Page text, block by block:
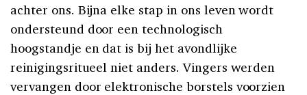
achter ons. Bijna elke stap in ons leven wordt
ondersteund door een technologisch
hoogstandje en dat is bij het avondlijke
reinigingsritueel niet anders. Vingers werden
vervangen door elektronische borstels voorzien